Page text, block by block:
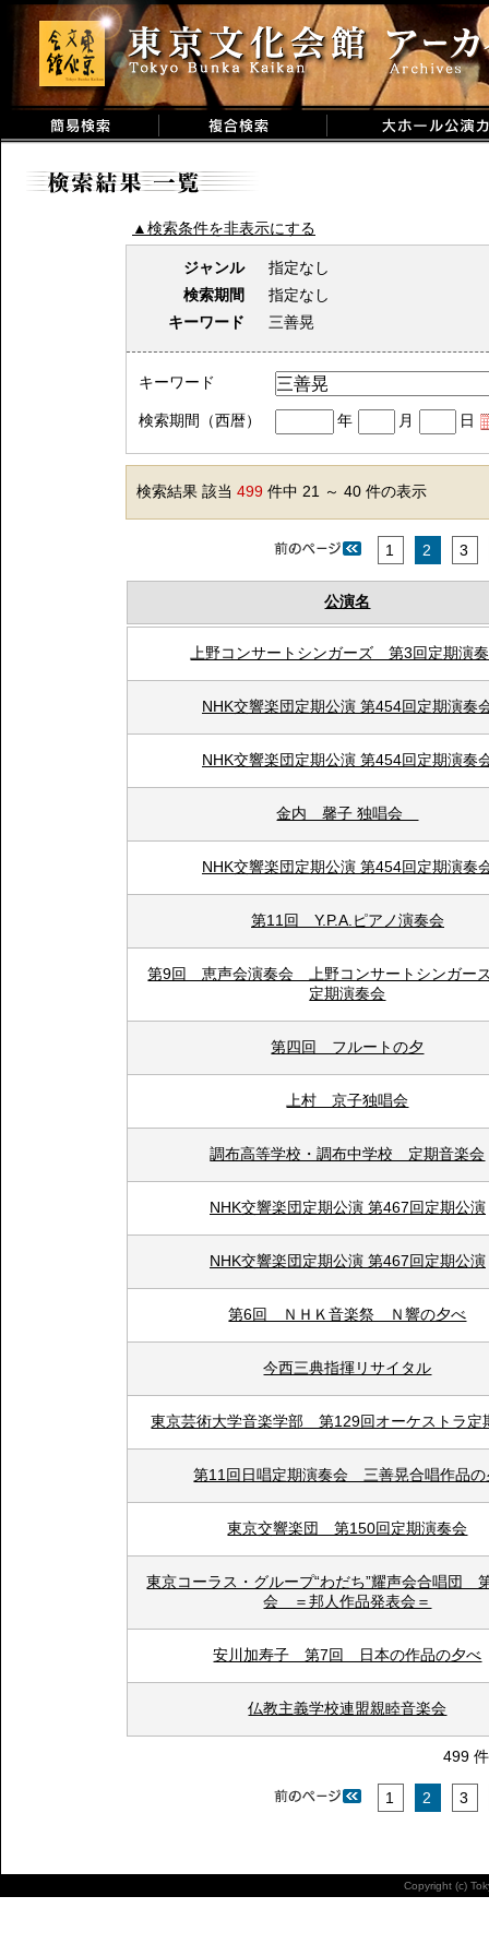
▲検索条件を非表示にする
ジャンル
指定なし
検索期間
指定なし
キーワード
三善晃
キーワード
検索期間（西暦） 年 月 日
検索結果 該当499 件中 21 ～ 40 件の表示
1 2 3
公演名
上野コンサートシンガーズ 第3回定期演
NHK交響楽団定期公演 第454回定期演奏
NHK交響楽団定期公演 第454回定期演奏
金内 馨子 独唱会
NHK交響楽団定期公演 第454回定期演奏
第11回 Y.P.A.ピアノ演奏会
第9回 恵声会演奏会 上野コンサートシンガー
定期演奏会
第四回 フルートの夕
上村 京子独唱会
調布高等学校・調布中学校 定期音楽会
NHK交響楽団定期公演 第467回定期公演
NHK交響楽団定期公演 第467回定期公演
第6回 ＮＨＫ音楽祭 Ｎ響の夕べ
今西三典指揮リサイタル
東京芸術大学音楽学部 第129回オーケストラ定
第11回日唱定期演奏会 三善晃合唱作品の
東京交響楽団 第150回定期演奏会
東京コーラス・グループ“わだち”耀声会合唱団
会 ＝邦人作品発表会＝
安川加寿子 第7回 日本の作品の夕べ
仏教主義学校連盟親睦音楽会
499
1 2 3
Copyright (c)